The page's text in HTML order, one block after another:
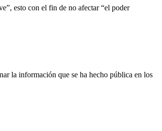
esto con el fin de no afectar “el poder
la información que se ha hecho pública en los